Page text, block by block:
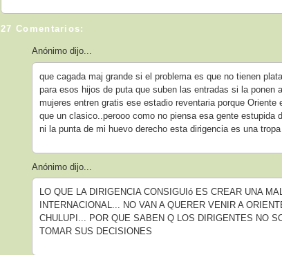
27 Comentarios:
Anónimo dijo...
que cagada maj grande si el problema es que no tienen
para esos hijos de puta que suben las entradas si la ponen
mujeres entren gratis ese estadio reventaria porque
que un clasico..perooo como no piensa esa gente estupida
ni la punta de mi huevo derecho esta dirigencia es una
Anónimo dijo...
LO QUE LA DIRIGENCIA CONSIGUIó ES CREAR UNA
INTERNACIONAL... NO VAN A QUERER VENIR A
CHULUPI... POR QUE SABEN Q LOS DIRIGENTES NO
TOMAR SUS DECISIONES